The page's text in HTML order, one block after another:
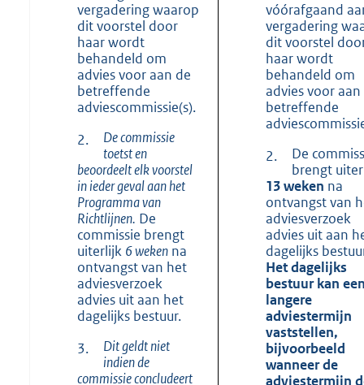
vergadering waarop
dit voorstel door
haar wordt
behandeld om
advies voor aan de
betreffende
adviescommissie(s).
2.
De commissie
toetst en
beoordeelt elk voorstel
in ieder geval aan het
Programma van
Richtlijnen. De
commissie brengt
uiterlijk 6 wekenna
ontvangst van het
adviesverzoek
advies uit aan het
dagelijks bestuur.
3.
Dit geldt niet
indien de
commissie concludeert
vóórafgaand
vergadering
dit voorstel
haar wordt
behandeld om
advies voor aan
betreffende
2.
De
brengt
13 weken na
ontvangst van
adviesverzoek
advies uit aan
dagelijks
Het dagelijks
bestuur kan
langere
adviestermijn
vaststellen,
bijvoorbeeld
wanneer de
adviestermijn